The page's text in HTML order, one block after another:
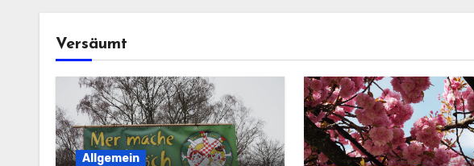
Versäumt
Allgemein